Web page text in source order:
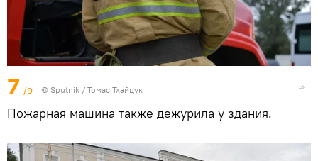
7 /9 © Sputnik / Томас Тхайцук
Пожарная машина также дежурила у здания.